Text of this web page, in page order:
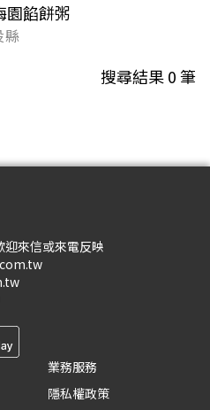
園餡餅粥
縣
搜尋結果0筆
來信或來電反映
業務服務
隱私權政策